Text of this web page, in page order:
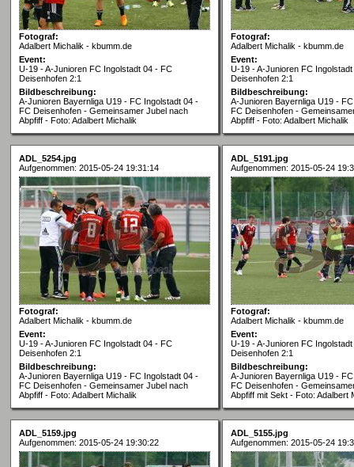
Fotograf:
Adalbert Michalik - kbumm.de
Event:
U-19 - A-Junioren FC Ingolstadt 04 - FC
Deisenhofen 2:1
Bildbeschreibung:
A-Junioren Bayernliga U19 - FC Ingolstadt 04 -
FC Deisenhofen - Gemeinsamer Jubel nach
Abpfiff - Foto: Adalbert Michalik
Fotograf:
Adalbert Michalik - kbumm.de
Event:
U-19 - A-Junioren FC
Deisenhofen 2:1
Bildbeschreibung:
A-Junioren Bayernliga U19 -
FC Deisenhofen -
Abpfiff - Foto: Adalbert Michalik
ADL_5254.jpg
Aufgenommen: 2015-05-24 19:31:14
Fotograf:
Adalbert Michalik - kbumm.de
Event:
U-19 - A-Junioren FC Ingolstadt 04 - FC
Deisenhofen 2:1
Bildbeschreibung:
A-Junioren Bayernliga U19 - FC Ingolstadt 04 -
FC Deisenhofen - Gemeinsamer Jubel nach
Abpfiff - Foto: Adalbert Michalik
ADL_5191.jpg
Aufgenommen: 2015-05-24
Fotograf:
Adalbert Michalik - kbumm.de
Event:
U-19 - A-Junioren FC
Deisenhofen 2:1
Bildbeschreibung:
A-Junioren Bayernliga U19 -
FC Deisenhofen -
Abpfiff mit Sekt - Foto: Adalbert
ADL_5159.jpg
Aufgenommen: 2015-05-24 19:30:22
ADL_5155.jpg
Aufgenommen: 2015-05-24